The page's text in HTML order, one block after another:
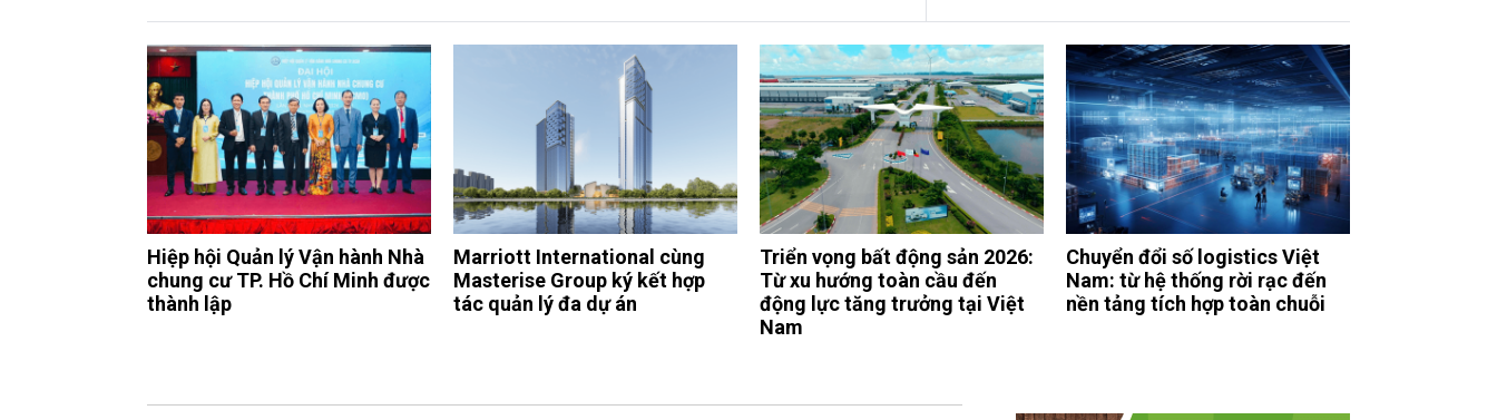
Hiệp hội Quản lý Vận hành Nhà
chung cư TP. Hồ Chí Minh được
thành lập
Marriott International cùng
Masterise Group ký kết hợp
tác quản lý đa dự án
Triển vọng bất động sản 2026:
Từ xu hướng toàn cầu đến
động lực tăng trưởng tại Việt
Nam
Chuyển đổi số logistics Việt
Nam: từ hệ thống rời rạc đến
nền tảng tích hợp toàn chuỗi